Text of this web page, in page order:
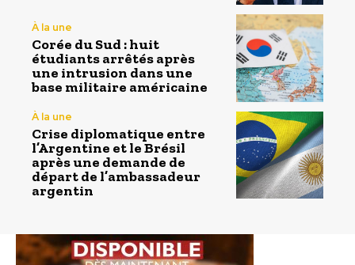
À la une
Corée du Sud : huit
étudiants arrêtés après
une intrusion dans une
base militaire américaine
À la une
Crise diplomatique entre
l’Argentine et le Brésil
après une demande de
départ de l’ambassadeur
argentin